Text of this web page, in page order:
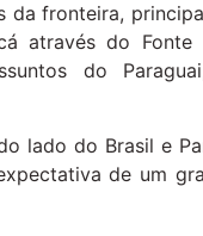
da fronteira,
através do Fonte
do
lado do Brasil e
de um